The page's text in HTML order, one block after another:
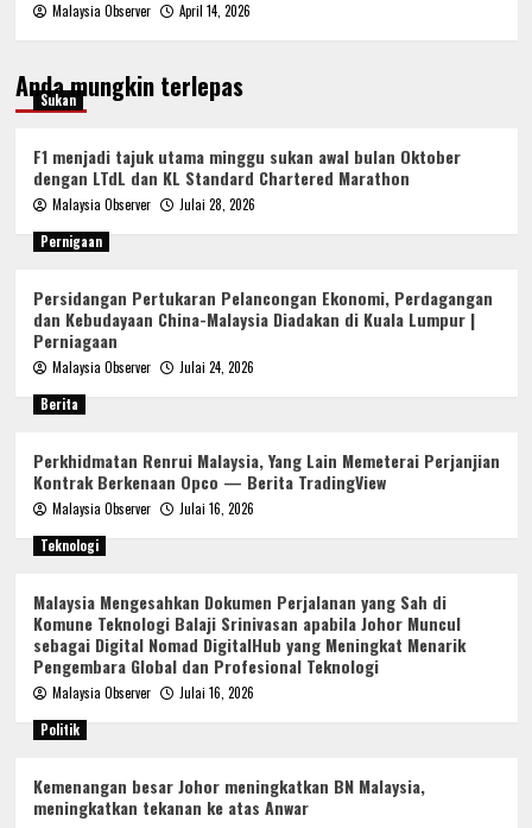
Malaysia Observer April 14, 2026
Anda mungkin terlepas
Sukan
F1 menjadi tajuk utama minggu sukan awal bulan Oktober
dengan LTdL dan KL Standard Chartered Marathon
Malaysia Observer
Julai 28, 2026
Pernigaan
Persidangan Pertukaran Pelancongan Ekonomi, Perdagangan
dan Kebudayaan China-Malaysia Diadakan di Kuala Lumpur |
Perniagaan
Malaysia Observer
Julai 24, 2026
Berita
Perkhidmatan Renrui Malaysia, Yang Lain Memeterai Perjanjian
Kontrak Berkenaan Opco — Berita TradingView
Malaysia Observer
Julai 16, 2026
Teknologi
Malaysia Mengesahkan Dokumen Perjalanan yang Sah di
Komune Teknologi Balaji Srinivasan apabila Johor Muncul
sebagai Digital Nomad DigitalHub yang Meningkat Menarik
Pengembara Global dan Profesional Teknologi
Malaysia Observer
Julai 16, 2026
Politik
Kemenangan besar Johor meningkatkan BN Malaysia,
meningkatkan tekanan ke atas Anwar